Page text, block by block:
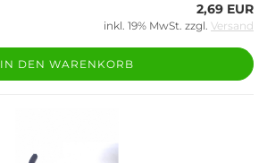
2,69 EUR
inkl. 19% MwSt. zzgl. Versand
IN DEN WARENKORB